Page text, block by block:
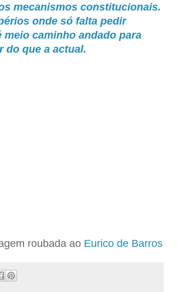
mecanismos constitucionais.
onde só falta pedir
caminho andado para
do que a actual.
roubada ao Eurico de Barros